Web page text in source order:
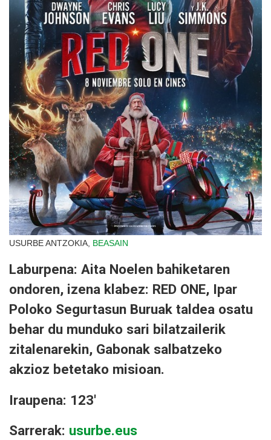
USURBE ANTZOKIA, BEASAIN
Laburpena: Aita Noelen bahiketaren
ondoren, izena klabez: RED ONE, Ipar
Poloko Segurtasun Buruak taldea osatu
behar du munduko sari bilatzailerik
zitalenarekin, Gabonak salbatzeko
akzioz betetako misioan.
Iraupena: 123'
Sarrerak: usurbe.eus